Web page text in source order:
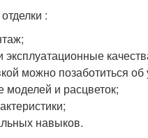
:
можно позаботиться об
моделей и расцветок;
навыков.